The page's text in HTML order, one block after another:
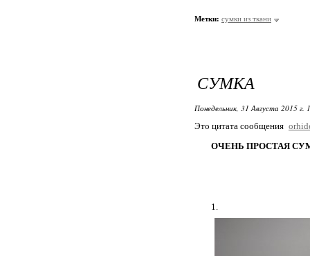
Метки: сумки из ткани
СУМКА
Понедельник, 31 Августа 2015 г.
Это цитата сообщения
ОЧЕНЬ ПРОСТАЯ
1.